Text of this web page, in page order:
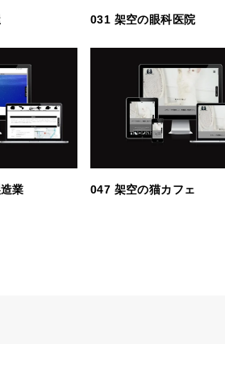
031 架空の眼科医院
業 047 架空の猫カフェ